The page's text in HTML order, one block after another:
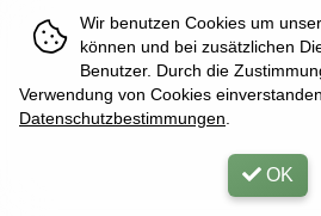
Wir benutzen Cookies um
können und bei zusätzlichen
Benutzer. Durch die
Verwendung von Cookies
Datenschutzbestimmungen
OK